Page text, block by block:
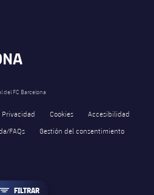
LABEL.ARIA.FILTER
FILTRAR
del FC Barcelona
Privacidad Cookies
Accesibilidad
FAQs
Gestión del consentimiento